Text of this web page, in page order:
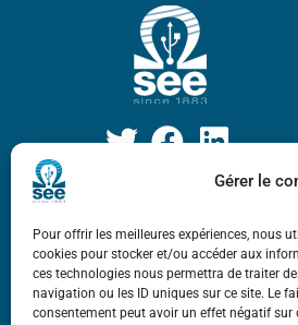
Gérer le
Pour offrir les meilleures expériences, nous
cookies pour stocker et/ou accéder aux
ces technologies nous permettra de traiter
navigation ou les ID uniques sur ce site. Le
consentement peut avoir un effet négatif